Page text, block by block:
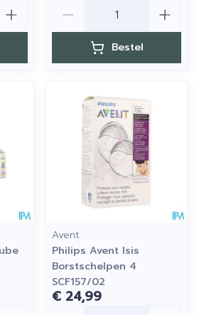
Bestel
Avent
Philips Avent Isis
Borstschelpen 4
SCF157/02
€ 24,99